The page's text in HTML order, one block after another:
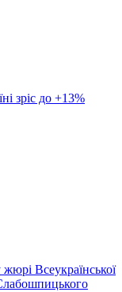
зріс до +13%
Всеукраїнської